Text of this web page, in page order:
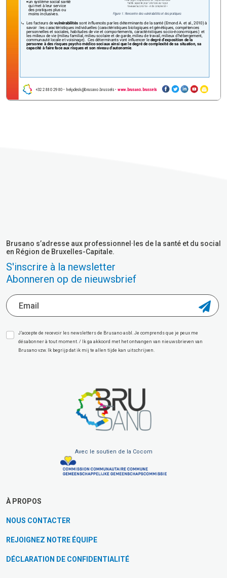
Brusano s’adresse aux professionnel·les de la santé et du social
en Région de Bruxelles-Capitale.
S'inscrire à la newsletter
Abonneren op de nieuwsbrief
J’accepte de recevoir les newsletters de Brusano asbl. Je comprends que je peux me
désabonner à tout moment. / Ik ga akkoord met het ontvangen van nieuwsbrieven van
Brusano vzw. Ik begrijp dat ik mij te allen tijde kan uitschrijven.
Avec le soutien de la Cocom
À PROPOS
NOUS CONTACTER
REJOIGNEZ NOTRE ÉQUIPE
DÉCLARATION DE CONFIDENTIALITÉ